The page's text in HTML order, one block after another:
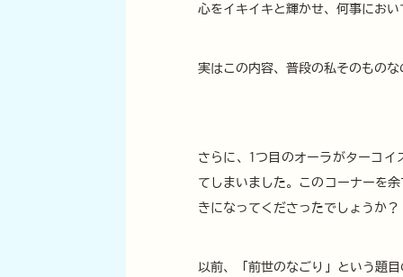
心をイキイキと輝かせ、何事にお
実はこの内容、普段の私そのもの
さらに、1つ目のオーラがターコ
てしまいました。このコーナーを
きになってくださったでしょうか？
以前、「前世のなごり」という題